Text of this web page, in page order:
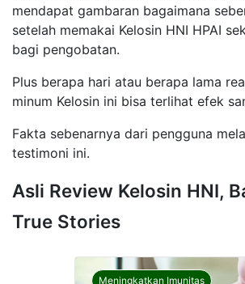
mendapat gambaran bagaimana
setelah memakai Kelosin HNI HPAI
bagi pengobatan.
Plus berapa hari atau berapa lama
minum Kelosin ini bisa terlihat efek
Fakta sebenarnya dari pengguna
testimoni ini.
Asli Review Kelosin HNI,
True Stories
Meningkatkan Imunitas